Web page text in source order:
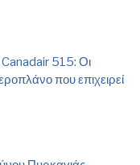
515: Οι
που επιχειρεί